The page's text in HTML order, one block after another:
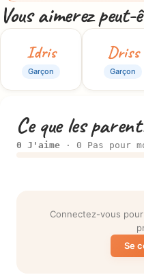
Vous aimerez
Idris
Garçon
Driss
Garçon
Ce que les
0 J'aime · 0 Pas pour
Connectez-vous
Se